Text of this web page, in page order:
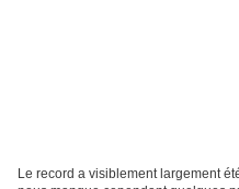
Le record a visiblement largement